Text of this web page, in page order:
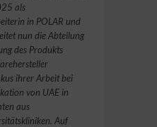
als
in POLAR und
nun die Abteilung
des Produkts
ihrer Arbeit bei
von UAE in
aus
Auf